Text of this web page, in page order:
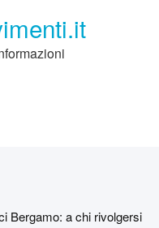
Bergamo: a chi rivolgersi